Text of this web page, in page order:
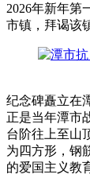
2026年新年第
市镇，拜谒该
纪念碑矗立在
正是当年潭市
台阶往上至山
为四方形，钢
的爱国主义教